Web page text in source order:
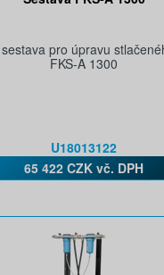
pro úpravu
FKS-A 1300
U18013122
65 422 CZK vč. DPH